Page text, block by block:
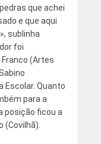
que achei
e que aqui
sublinha
foi
(Artes
Escolar. Quanto
para a
posição ficou a
(Covilhã).